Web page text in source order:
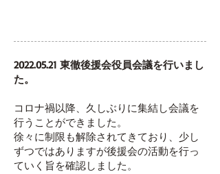
2022.05.21 東徹後援会役員会議を行いまし
た。
コロナ禍以降、久しぶりに集結し会議を
行うことができました。
徐々に制限も解除されてきており、少し
ずつではありますが後援会の活動を行っ
ていく旨を確認しました。